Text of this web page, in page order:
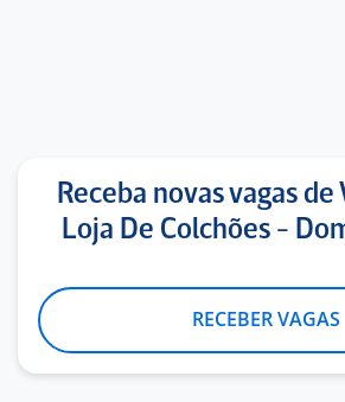
Receba novas vagas
Loja De Colchões -
RECEBER VAGAS